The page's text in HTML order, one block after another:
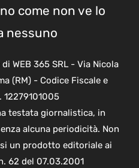
come non ve lo
nessuno
WEB 365 SRL - Via Nicola
(RM) - Codice Fiscale e
12279101005
testata giornalistica, in
alcuna periodicità. Non
un prodotto editoriale ai
62 del 07.03.2001